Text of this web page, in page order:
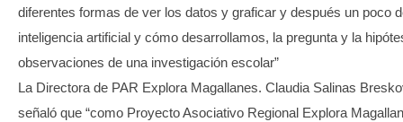
diferentes formas de ver los datos y graficar y después un poco
inteligencia artificial y cómo desarrollamos, la pregunta y la
observaciones de una investigación escolar”
La Directora de PAR Explora Magallanes. Claudia Salinas
señaló que “como Proyecto Asociativo Regional Explora